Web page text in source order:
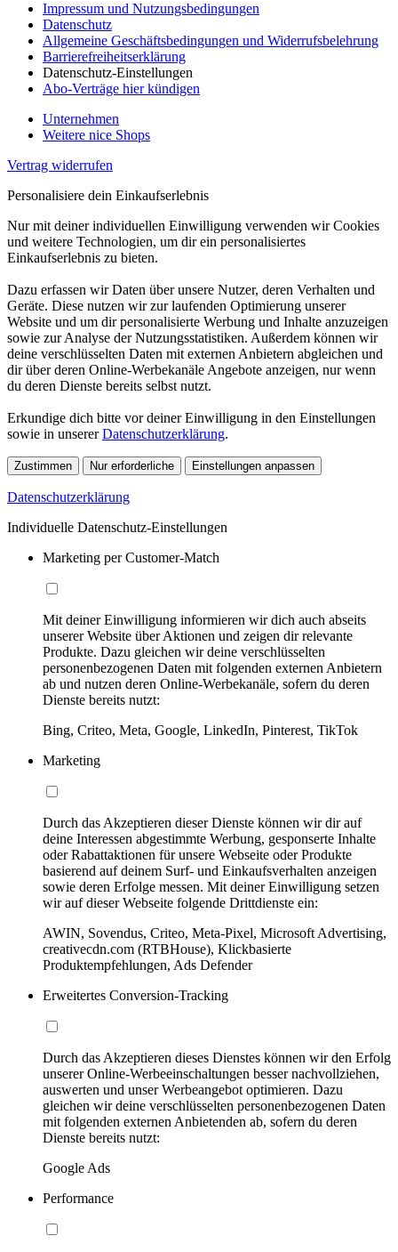
Impressum und Nutzungsbedingungen
Datenschutz
Allgemeine Geschäftsbedingungen und Widerrufsbelehrung
Barrierefreiheitserklärung
Datenschutz-Einstellungen
Abo-Verträge hier kündigen
Unternehmen
Weitere nice Shops
Vertrag widerrufen
Personalisiere dein Einkaufserlebnis
Nur mit deiner individuellen Einwilligung verwenden wir Cookies
und weitere Technologien, um dir ein personalisiertes
Einkaufserlebnis zu bieten.
Dazu erfassen wir Daten über unsere Nutzer, deren Verhalten und
Geräte. Diese nutzen wir zur laufenden Optimierung unserer
Website und um dir personalisierte Werbung und Inhalte anzuzeigen
sowie zur Analyse der Nutzungsstatistiken. Außerdem können wir
deine verschlüsselten Daten mit externen Anbietern abgleichen und
dir über deren Online-Werbekanäle Angebote anzeigen, nur wenn
du deren Dienste bereits selbst nutzt.
Erkundige dich bitte vor deiner Einwilligung in den Einstellungen
sowie in unsererDatenschutzerklärung.
Zustimmen Nur erforderliche Einstellungen anpassen
Datenschutzerklärung
Individuelle Datenschutz-Einstellungen
Marketing per Customer-Match
Mit deiner Einwilligung informieren wir dich auch abseits
unserer Website über Aktionen und zeigen dir relevante
Produkte. Dazu gleichen wir deine verschlüsselten
personenbezogenen Daten mit folgenden externen Anbietern
ab und nutzen deren Online-Werbekanäle, sofern du deren
Dienste bereits nutzt:
Bing, Criteo, Meta, Google, LinkedIn, Pinterest, TikTok
Marketing
Durch das Akzeptieren dieser Dienste können wir dir auf
deine Interessen abgestimmte Werbung, gesponserte Inhalte
oder Rabattaktionen für unsere Webseite oder Produkte
basierend auf deinem Surf- und Einkaufsverhalten anzeigen
sowie deren Erfolge messen. Mit deiner Einwilligung setzen
wir auf dieser Webseite folgende Drittdienste ein:
AWIN, Sovendus, Criteo, Meta-Pixel, Microsoft Advertising,
creativecdn.com (RTBHouse), Klickbasierte
Produktempfehlungen, Ads Defender
Erweitertes Conversion-Tracking
Durch das Akzeptieren dieses Dienstes können wir den Erfolg
unserer Online-Werbeeinschaltungen besser nachvollziehen,
auswerten und unser Werbeangebot optimieren. Dazu
gleichen wir deine verschlüsselten personenbezogenen Daten
mit folgenden externen Anbietenden ab, sofern du deren
Dienste bereits nutzt:
Google Ads
Performance